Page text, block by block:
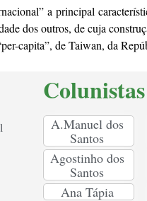
a principal
dos outros, de cuja
capita”, de Taiwan, da
Colunistas
A.Manuel dos
Santos
Agostinho dos
Santos
Ana Tápia